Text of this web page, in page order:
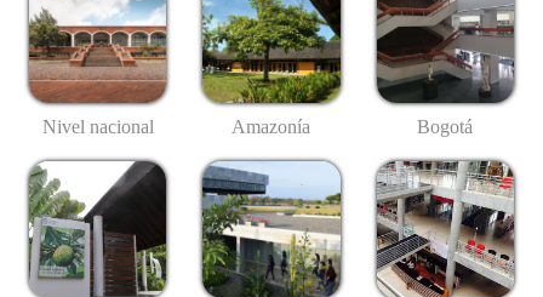
Nivel nacional Amazonía Bogotá